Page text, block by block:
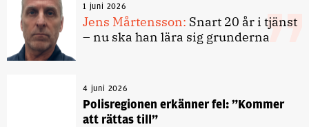
1 juni 2026
Jens Mårtensson: Snart 20 år i tjänst
– nu ska han lära sig grunderna
4 juni 2026
Polisregionen erkänner fel: ”Kommer
att rättas till”